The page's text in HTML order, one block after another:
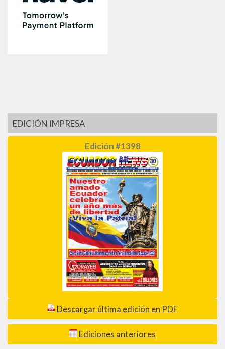
EDICIÓN IMPRESA
Edición #1398
Descargar última edición en PDF
Ediciones anteriores